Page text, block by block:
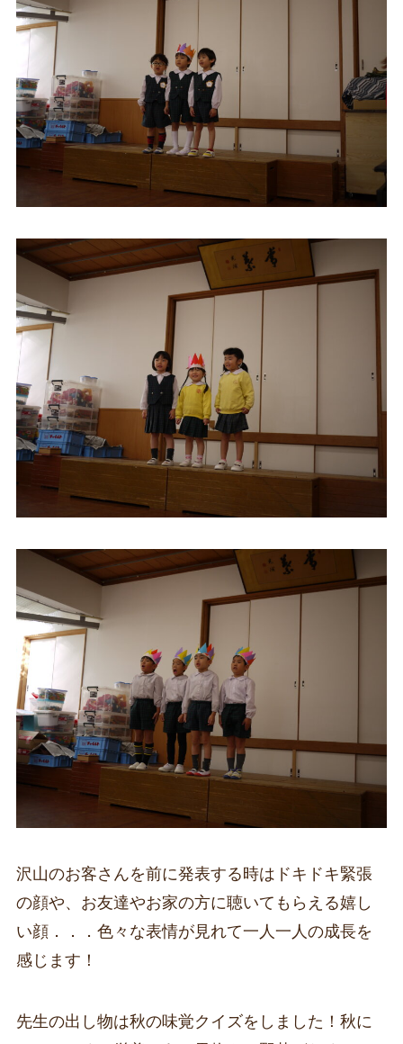
沢山のお客さんを前に発表する時はドキドキ緊張
の顔や、お友達やお家の方に聴いてもらえる嬉し
い顔．．．色々な表情が見れて一人一人の成長を
感じます！
先生の出し物は秋の味覚クイズをしました！秋に